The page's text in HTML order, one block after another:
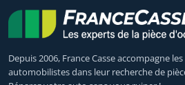
Depuis 2006, France Casse accompagne les
automobilistes dans leur recherche de